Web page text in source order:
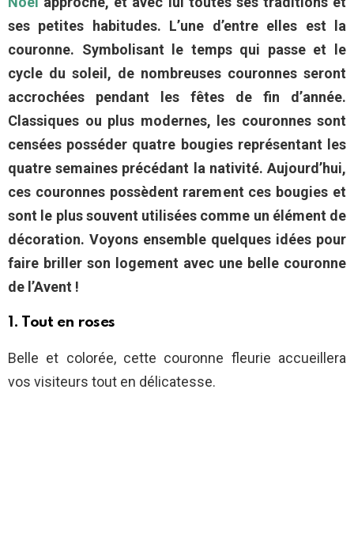
ses petites habitudes. L’une d’entre elles est la
couronne. Symbolisant le temps qui passe et le
cycle du soleil, de nombreuses couronnes seront
accrochées pendant les fêtes de fin d’année.
Classiques ou plus modernes, les couronnes sont
censées posséder quatre bougies représentant les
quatre semaines précédant la nativité. Aujourd’hui,
ces couronnes possèdent rarement ces bougies et
sont le plus souvent utilisées comme un élément de
décoration. Voyons ensemble quelques idées pour
faire briller son logement avec une belle couronne
de l’Avent !
1. Tout en roses
Belle et colorée, cette couronne fleurie accueillera
vos visiteurs tout en délicatesse.